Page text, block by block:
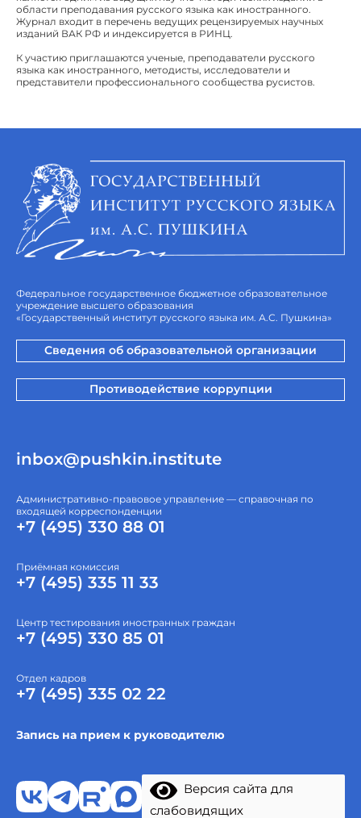
области преподавания русского языка как иностранного.
Журнал входит в перечень ведущих рецензируемых научных
изданий ВАК РФ и индексируется в РИНЦ.
К участию приглашаются ученые, преподаватели русского
языка как иностранного, методисты, исследователи и
представители профессионального сообщества русистов.
Федеральное государственное бюджетное образовательное
учреждение высшего образования
«Государственный институт русского языка им. А.С. Пушкина»
Сведения об образовательной организации
Противодействие коррупции
inbox@pushkin.institute
Административно-правовое управление — справочная по
входящей корреспонденции
+7 (495) 330 88 01
Приёмная комиссия
+7 (495) 335 11 33
Центр тестирования иностранных граждан
+7 (495) 330 85 01
Отдел кадров
+7 (495) 335 02 22
Запись на прием к руководителю
Версия сайта для
слабовидящих